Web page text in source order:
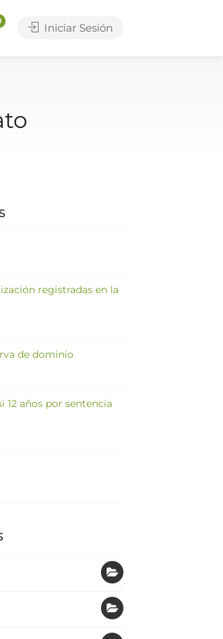
Iniciar Sesión
registradas en la
de dominio
12 años por sentencia